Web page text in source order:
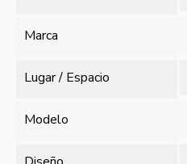
Marca
Lugar / Espacio
Modelo